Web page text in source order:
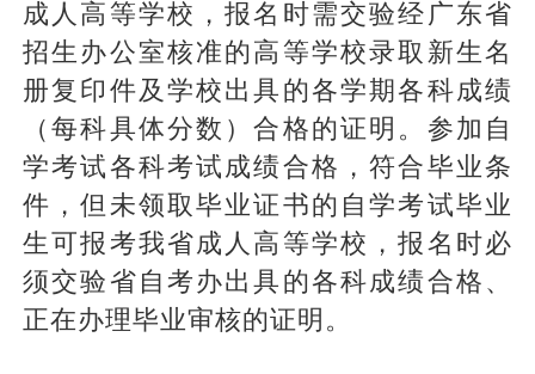
成人高等学校，报名时需交验经广东省
招生办公室核准的高等学校录取新生名
册复印件及学校出具的各学期各科成绩
（每科具体分数）合格的证明。参加自
学考试各科考试成绩合格，符合毕业条
件，但未领取毕业证书的自学考试毕业
生可报考我省成人高等学校，报名时必
须交验省自考办出具的各科成绩合格、
正在办理毕业审核的证明。